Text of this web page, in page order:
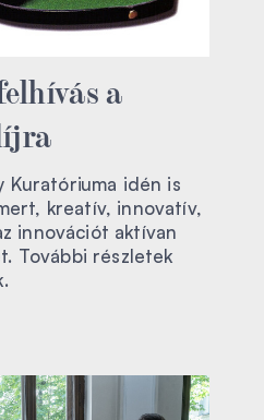
a
Kuratóriuma idén is
kreatív, innovatív,
innovációt aktívan
További részletek